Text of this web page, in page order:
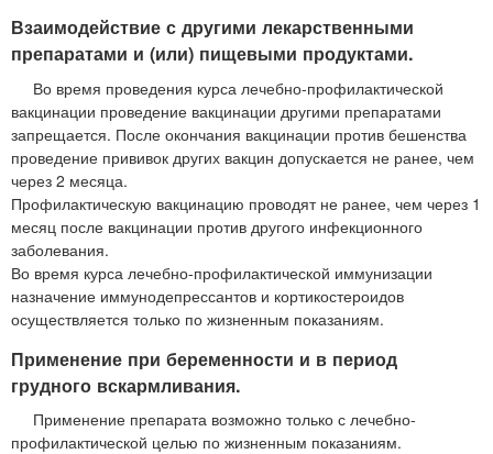
Взаимодействие с другими лекарственными
препаратами и (или) пищевыми продуктами.
Во время проведения курса лечебно-профилактической
вакцинации проведение вакцинации другими препаратами
запрещается. После окончания вакцинации против бешенства
проведение прививок других вакцин допускается не ранее, чем
через 2 месяца.
Профилактическую вакцинацию проводят не ранее, чем через 1
месяц после вакцинации против другого инфекционного
заболевания.
Во время курса лечебно-профилактической иммунизации
назначение иммунодепрессантов и кортикостероидов
осуществляется только по жизненным показаниям.
Применение при беременности и в период
грудного вскармливания.
Применение препарата возможно только с лечебно-
профилактической целью по жизненным показаниям.